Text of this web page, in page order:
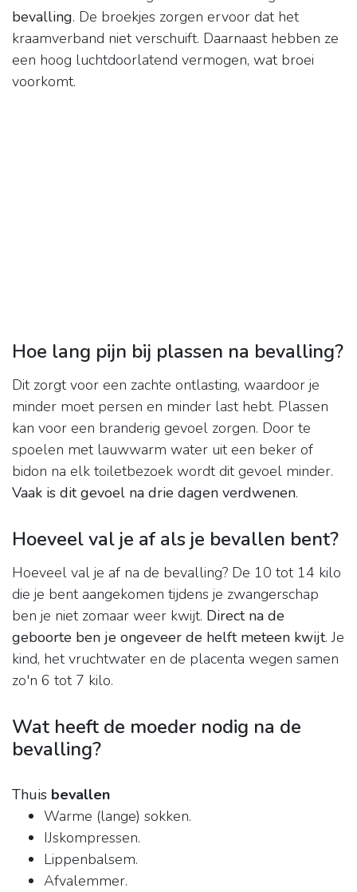
bevalling. De broekjes zorgen ervoor dat het
kraamverband niet verschuift. Daarnaast hebben ze
een hoog luchtdoorlatend vermogen, wat broei
voorkomt.
Hoe lang pijn bij plassen na bevalling?
Dit zorgt voor een zachte ontlasting, waardoor je
minder moet persen en minder last hebt. Plassen
kan voor een branderig gevoel zorgen. Door te
spoelen met lauwwarm water uit een beker of
bidon na elk toiletbezoek wordt dit gevoel minder.
Vaak is dit gevoel na drie dagen verdwenen.
Hoeveel val je af als je bevallen bent?
Hoeveel val je af na de bevalling? De 10 tot 14 kilo
die je bent aangekomen tijdens je zwangerschap
ben je niet zomaar weer kwijt. Direct na de
geboorte ben je ongeveer de helft meteen kwijt. Je
kind, het vruchtwater en de placenta wegen samen
zo'n 6 tot 7 kilo.
Wat heeft de moeder nodig na de
bevalling?
Thuis bevallen
Warme (lange) sokken.
IJskompressen.
Lippenbalsem.
Afvalemmer.